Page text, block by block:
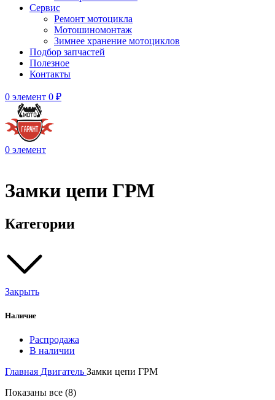
Сервис
Ремонт мотоцикла
Мотошиномонтаж
Зимнее хранение мотоциклов
Подбор запчастей
Полезное
Контакты
0 элемент 0 ₽
0 элемент
Замки цепи ГРМ
Категории
Закрыть
Наличие
Распродажа
В наличии
Главная Двигатель Замки цепи ГРМ
Показаны все (8)Сортировка: